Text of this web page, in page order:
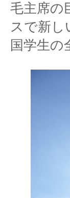
毛主席の
スで新し
国学生の